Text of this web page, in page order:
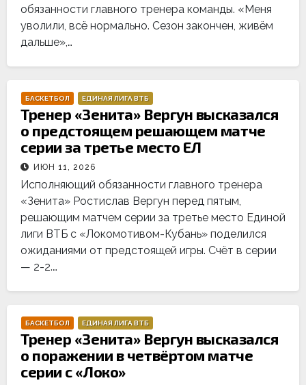
обязанности главного тренера команды. «Меня
уволили, всё нормально. Сезон закончен, живём
дальше»,…
БАСКЕТБОЛ ЕДИНАЯ ЛИГА ВТБ
Тренер «Зенита» Вергун высказался
о предстоящем решающем матче
серии за третье место ЕЛ
ИЮН 11, 2026
Исполняющий обязанности главного тренера
«Зенита» Ростислав Вергун перед пятым,
решающим матчем серии за третье место Единой
лиги ВТБ с «Локомотивом-Кубань» поделился
ожиданиями от предстоящей игры. Счёт в серии
— 2-2.…
БАСКЕТБОЛ ЕДИНАЯ ЛИГА ВТБ
Тренер «Зенита» Вергун высказался
о поражении в четвёртом матче
серии с «Локо»